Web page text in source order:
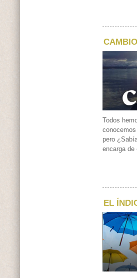
Todos
pero
encarga de
EL